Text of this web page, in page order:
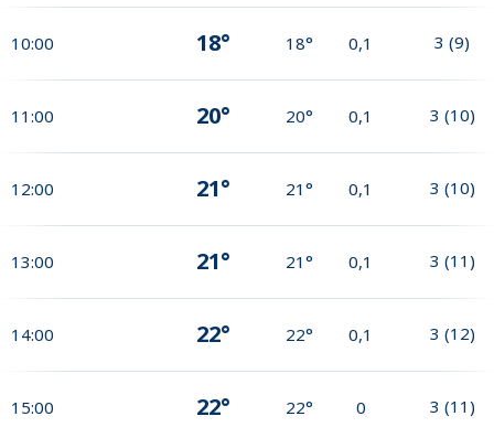
10:00 18° 18° 0,1 3 (9)
11:00 20° 20° 0,1 3 (10)
12:00 21° 21° 0,1 3 (10)
13:00 21° 21° 0,1 3 (11)
14:00 22° 22° 0,1 3 (12)
15:00 22° 22° 0 3 (11)